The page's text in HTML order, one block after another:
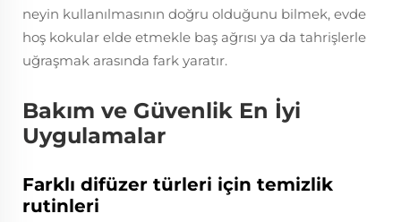
neyin kullanılmasının doğru olduğunu bilmek, evde
hoş kokular elde etmekle baş ağrısı ya da tahrişlerle
uğraşmak arasında fark yaratır.
Bakım ve Güvenlik En İyi
Uygulamalar
Farklı difüzer türleri için temizlik
rutinleri